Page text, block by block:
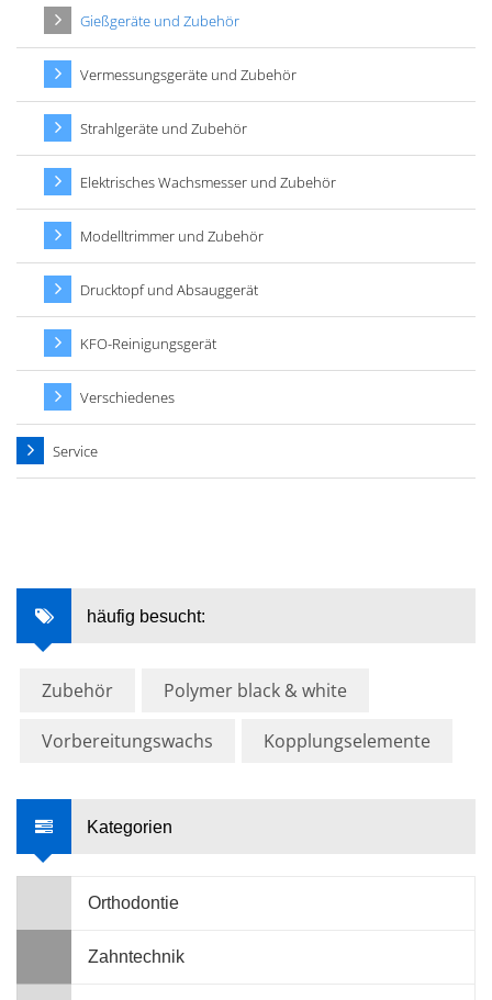
Gießgeräte und Zubehör
Vermessungsgeräte und Zubehör
Strahlgeräte und Zubehör
Elektrisches Wachsmesser und Zubehör
Modelltrimmer und Zubehör
Drucktopf und Absauggerät
KFO-Reinigungsgerät
Verschiedenes
Service
häufig besucht:
Zubehör Polymer black & white
Vorbereitungswachs Kopplungselemente
Kategorien
Orthodontie
Zahntechnik